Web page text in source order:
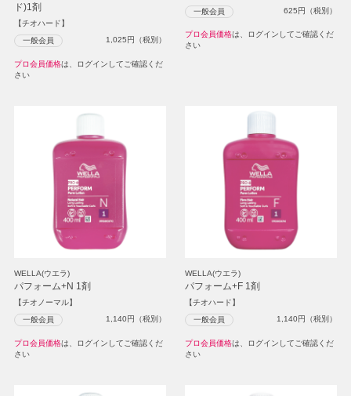
ド)1剤
【チオハード】
一般会員 1,025円（税別）
プロ会員価格は、ログインしてご確認くだ
さい
一般会員 625円（税別）
プロ会員価格は、ログインしてご確認くだ
さい
WELLA(ウエラ)
パフォーム+N 1剤
【チオノーマル】
一般会員 1,140円（税別）
プロ会員価格は、ログインしてご確認くだ
さい
WELLA(ウエラ)
パフォーム+F 1剤
【チオハード】
一般会員 1,140円（税別）
プロ会員価格は、ログインしてご確認くだ
さい